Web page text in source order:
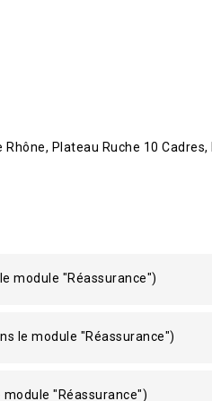
Rhône Plateau Ruche 10 Cadres
module "Réassurance")
le module "Réassurance")
"Réassurance")